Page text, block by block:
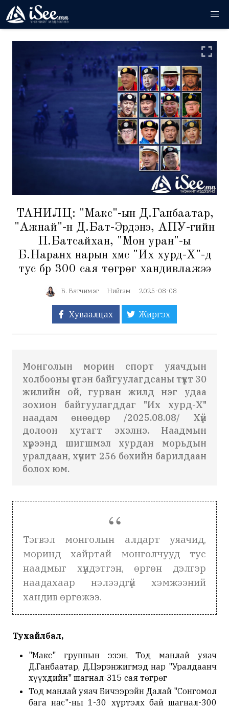
ТАНИЛЦ: "Макс"-ын Д.Ганбаатар,
"Ажнай"-н Д.Бат-Эрдэнэ, АПУ-гийн
П.Батсайхан, "Мон уран"-ы
Б.Наранхүү нарын хүмүүс "Их хурд-Х"-д
тус бүр 300 сая төгрөг хандивлажээ
Б. Батчимэг Нийгэм 2025-08-08
Хуваалцах Жиргэх
Монголын морин спорт уяачдын
холбооны үүсгэн байгуулагдсаны түүхт 30
жилийн ой, гурван жилд нэг удаа
зохион байгуулагддаг "Их хурд-Х"
наадам өнөөдөр /2025.08.08/ Хүй
долоон хутагт эхэлнэ. Наадмын
хүрээнд шигшмэл хурдан морьдын
уралдаан, хүчит 256 бөхийн барилдаан
болох юм.
Тэгвэл монголын алдарт уяачид,
моринд хайртай монголчууд тус
наадмыг хүндэтгэн, өргөн дэлгэр
наадахаар нэлээдгүй хэмжээний
хандив өргөжээ.
Тухайлбал,
"Макс" группын эзэн, Тод манлай уяач
Д.Ганбаатар, Д.Цэрэнжигмэд нар "Уралдаанч
хүүхдийн" шагнал-315 сая төгрөг
Тод манлай уяач Бичээрэйн Далай "Сонгомол
бага нас"-ны 1-30 хүртэлх бай шагнал-300